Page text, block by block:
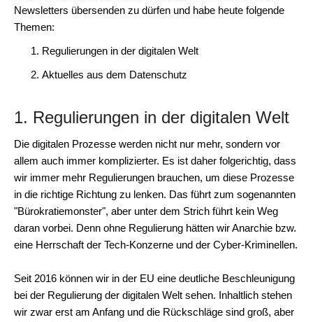
Newsletters übersenden zu dürfen und habe heute folgende
Themen:
Regulierungen in der digitalen Welt
Aktuelles aus dem Datenschutz
1. Regulierungen in der digitalen Welt
Die digitalen Prozesse werden nicht nur mehr, sondern vor
allem auch immer komplizierter. Es ist daher folgerichtig, dass
wir immer mehr Regulierungen brauchen, um diese Prozesse
in die richtige Richtung zu lenken. Das führt zum sogenannten
"Bürokratiemonster", aber unter dem Strich führt kein Weg
daran vorbei. Denn ohne Regulierung hätten wir Anarchie bzw.
eine Herrschaft der Tech-Konzerne und der Cyber-Kriminellen.
Seit 2016 können wir in der EU eine deutliche Beschleunigung
bei der Regulierung der digitalen Welt sehen. Inhaltlich stehen
wir zwar erst am Anfang und die Rückschläge sind groß, aber